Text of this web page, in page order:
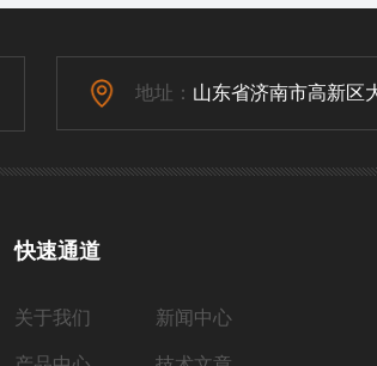
地址： 山东省济南市高新区
快速通道
关于我们 新闻中心